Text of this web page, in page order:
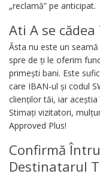
„reclamă” pe anticipat.
Ati A se
Ăsta nu este un
spre de ți le oferim
primești bani. Este
care IBAN-ul și codul
clienților tăi, iar
Stimați vizitatori,
Approved Plus!
Confirmă
Destinatarul